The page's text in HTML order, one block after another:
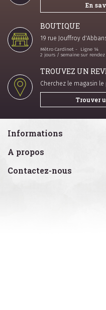
En
BOUTIQUE
19 rue Jouffroy
Métro Cardinet - Ligne 14
2 jours / semaine sur rendez
TROUVEZ UN
Cherchez le magasin
Trouver
Informations
A propos
Contactez-nous